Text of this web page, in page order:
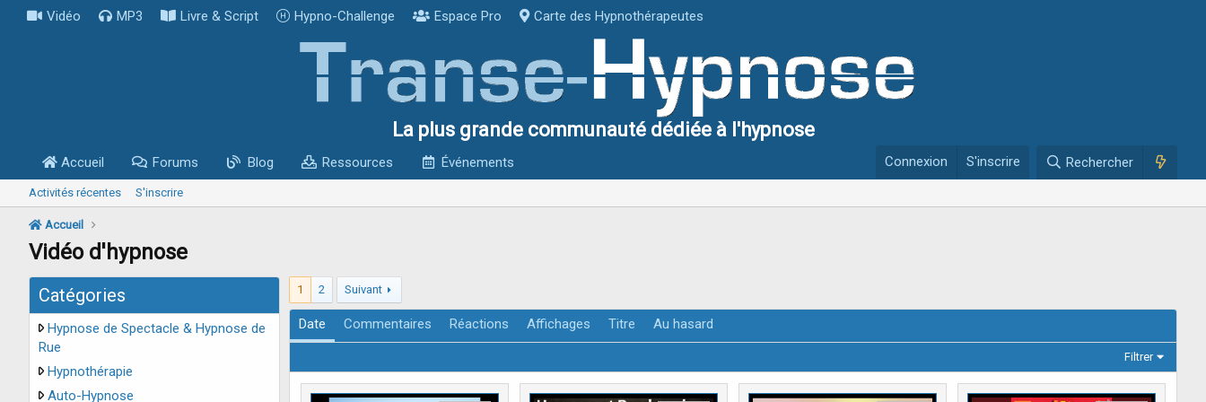
Vidéo MP3 Livre & Script Hypno-Challenge Espace Pro Carte des Hypnothérapeutes
La plus grande communauté dédiée à l'hypnose
Accueil Forums Blog Ressources Événements Connexion S'inscrire Rechercher
Activités récentes S'inscrire
Accueil
Vidéo d'hypnose
Catégories
Hypnose de Spectacle & Hypnose de
Rue
Hypnothérapie
Auto-Hypnose
1 2 Suivant
Date Commentaires Réactions Affichages Titre Au hasard
Filtrer